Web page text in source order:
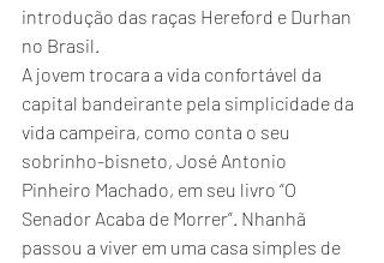
introdução das raças Hereford e Durhan
no Brasil.
A jovem trocara a vida confortável da
capital bandeirante pela simplicidade da
vida campeira, como conta o seu
sobrinho-bisneto, José Antonio
Pinheiro Machado, em seu livro “O
Senador Acaba de Morrer”. Nhanhã
passou a viver em uma casa simples de